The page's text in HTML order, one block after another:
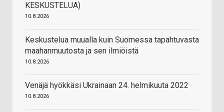
KESKUSTELUA)
10.8.2026
Keskustelua muualla kuin Suomessa tapahtuvasta
maahanmuutosta ja sen ilmiöistä
10.8.2026
Venäjä hyökkäsi Ukrainaan 24. helmikuuta 2022
10.8.2026